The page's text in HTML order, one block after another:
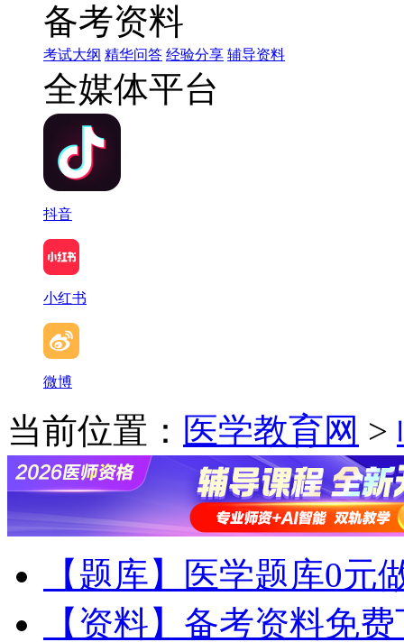
备考资料
考试大纲 精华问答 经验分享 辅导资料
全媒体平台
抖音
小红书
微博
当前位置： 医学教育网 >
【题库】医学题库0元
【资料】备考资料免